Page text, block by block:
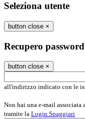
Seleziona utente
button close ×
Recupero password
button close ×
all'indirizzo indicato con le
Non hai una e-mail associata
tramite la Login Spaggiari